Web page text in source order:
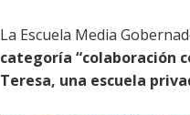
La Escuela Media
categoría “colaboración
Teresa, una escuela